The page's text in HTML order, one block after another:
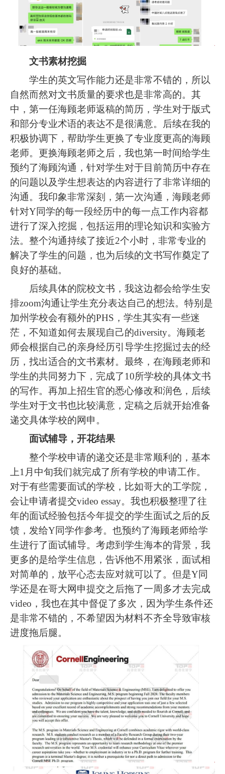
文书素材挖掘
学生的英文写作能力还是非常不错的，所以
自然而然对文书质量的要求也是非常高的。其
中，第一任海顾老师返稿的简历，学生对于版式
和部分专业术语的表达不是很满意。后续在我的
积极协调下，帮助学生更换了专业度更高的海顾
老师。更换海顾老师之后，我也第一时间给学生
预约了海顾沟通，针对学生对于目前简历中存在
的问题以及学生想表达的内容进行了非常详细的
沟通。我印象非常深刻，第一次沟通，海顾老师
针对Y同学的每一段经历中的每一点工作内容都
进行了深入挖掘，包括运用的理论知识和实验方
法。整个沟通持续了接近2个小时，非常专业的
解决了学生的问题，也为后续的文书写作奠定了
良好的基础。
后续具体的院校文书，我这边都会给学生安
排zoom沟通让学生充分表达自己的想法。特别是
加州学校会有额外的PHS，学生其实有一些迷
茫，不知道如何去展现自己的diversity。海顾老
师会根据自己的亲身经历引导学生挖掘过去的经
历，找出适合的文书素材。最终，在海顾老师和
学生的共同努力下，完成了10所学校的具体文书
的写作。再加上招生官的悉心修改和润色，后续
学生对于文书也比较满意，定稿之后就开始准备
递交具体学校的网申。
面试辅导，开花结果
整个学校申请的递交还是非常顺利的，基本
上1月中旬我们就完成了所有学校的申请工作。
对于有些需要面试的学校，比如哥大的工学院，
会让申请者提交video essay。我也积极整理了往
年的面试经验包括今年提交的学生面试之后的反
馈，发给Y同学作参考。也预约了海顾老师给学
生进行了面试辅导。考虑到学生海本的背景，我
更多的是给学生信息，告诉他不用紧张，面试相
对简单的，放平心态去应对就可以了。但是Y同
学还是在哥大网申提交之后拖了一周多才去完成
video，我也在其中督促了多次，因为学生条件还
是非常不错的，不希望因为材料不齐全导致审核
进度拖后腿。